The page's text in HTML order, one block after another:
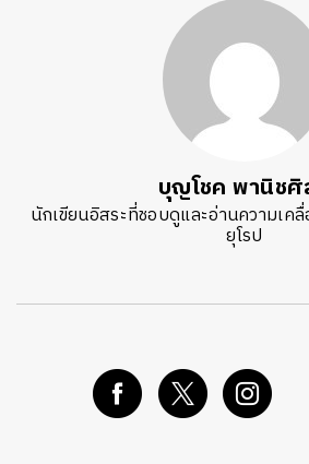
บุญโชค พานิช
นักเขียนอิสระที่ชอบดูและอ่านความเค
ยุโรป